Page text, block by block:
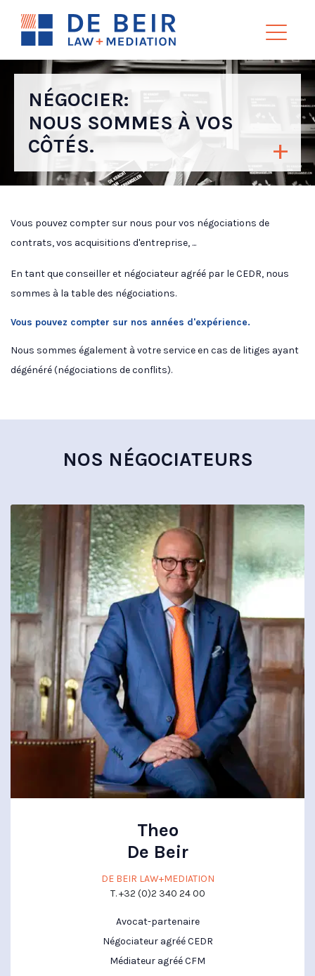
NÉGOCIER:
NOUS SOMMES À VOS
CÔTÉS.
Vous pouvez compter sur nous pour vos négociations de
contrats, vos acquisitions d'entreprise, ...
En tant que conseiller et négociateur agréé par le CEDR, nous
sommes à la table des négociations.
Vous pouvez compter sur nos années d'expérience.
Nous sommes également à votre service en cas de litiges ayant
dégénéré (négociations de conflits).
NOS NÉGOCIATEURS
Theo
De Beir
DE BEIR LAW+MEDIATION
T. +32 (0)2 340 24 00
Avocat-partenaire
Négociateur agréé CEDR
Médiateur agréé CFM